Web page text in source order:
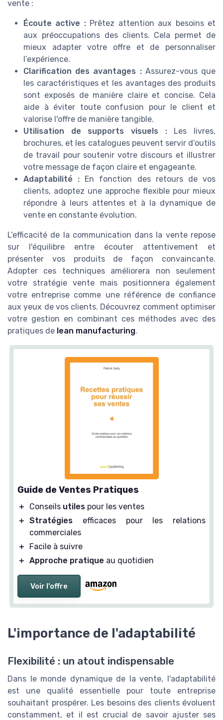
vente :
Écoute active :Prêtez attention aux besoins et
aux préoccupations des clients. Cela permet de
mieux adapter votre offre et de personnaliser
l’expérience.
Clarification des avantages :Assurez-vous que
les caractéristiques et les avantages des produits
sont exposés de manière claire et concise. Cela
aide à éviter toute confusion pour le client et
valorise l'offre de manière tangible.
Utilisation de supports visuels :Les livres,
brochures, et les catalogues peuvent servir d’outils
de travail pour soutenir votre discours et illustrer
votre message de façon claire et engageante.
Adaptabilité : En fonction des retours de vos
clients, adoptez une approche flexible pour mieux
répondre à leurs attentes et à la dynamique de
vente en constante évolution.
L’efficacité de la communication dans la vente repose
sur l'équilibre entre écouter attentivement et
présenter vos produits de façon convaincante.
Adopter ces techniques améliorera non seulement
votre stratégie vente mais positionnera également
votre entreprise comme une référence de confiance
aux yeux de vos clients. Découvrez comment optimiser
votre gestion en combinant ces méthodes avec des
pratiques de lean manufacturing.
Guide de Ventes Pratiques
＋ Conseils utiles pour les ventes
＋ Stratégies efficaces pour les relations
commerciales
＋
Facile à suivre
＋ Approche pratique au quotidien
Voir l'offre
L'importance de l'adaptabilité
Flexibilité : un atout indispensable
Dans le monde dynamique de la vente, l'adaptabilité
est une qualité essentielle pour toute entreprise
souhaitant prospérer. Les besoins des clients évoluent
constamment, et il est crucial de savoir ajuster ses